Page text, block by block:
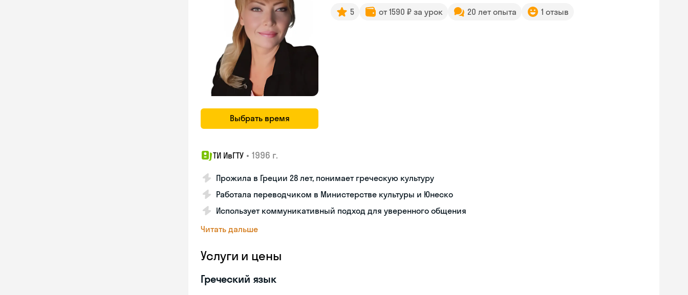
Выбрать время
5 от 1590 ₽ за урок 20 лет опыта 1 отзыв
ТИ ИвГТУ • 1996 г.
Прожила в Греции 28 лет, понимает греческую культуру
Работала переводчиком в Министерстве культуры и Юнеско
Использует коммуникативный подход для уверенного общения
Читать дальше
Услуги и цены
Греческий язык